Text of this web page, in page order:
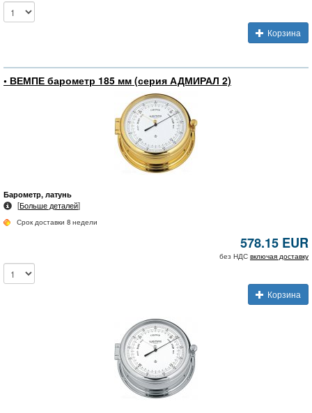
Корзина
• ВЕМПЕ барометр 185 мм (серия АДМИРАЛ 2)
Барометр, латунь
[Больше деталей]
Срок доставки 8 недели
578.15 EUR
без НДС включая доставку
Корзина